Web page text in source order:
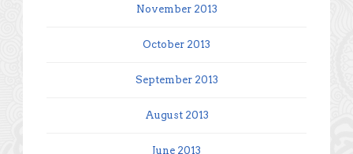
November 2013
October 2013
September 2013
August 2013
June 2013